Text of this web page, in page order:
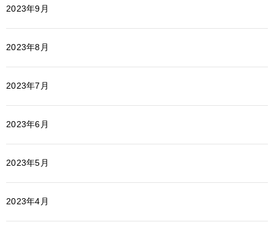
2023年9月
2023年8月
2023年7月
2023年6月
2023年5月
2023年4月